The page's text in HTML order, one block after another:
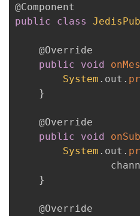
@Component
public
class
@Override
public
void
System . out .
}
@Override
public
void
System . out .
}
@Override